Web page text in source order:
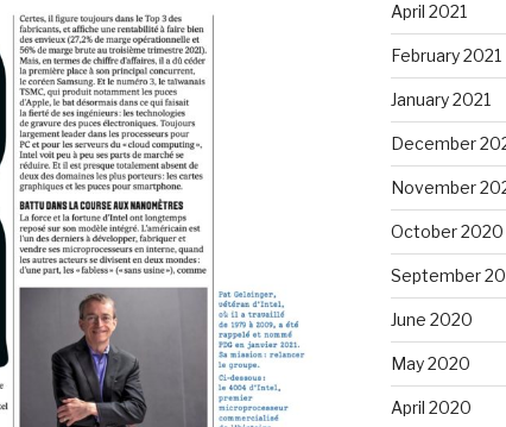
April 2021
February 2021
January 2021
December
November
October 2020
September
June 2020
May 2020
April 2020